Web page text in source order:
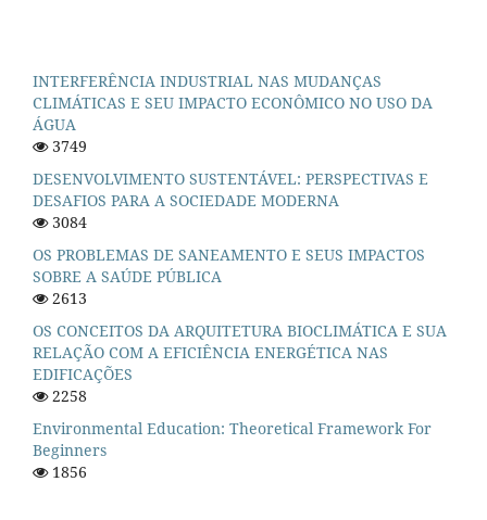
INTERFERÊNCIA INDUSTRIAL NAS MUDANÇAS
CLIMÁTICAS E SEU IMPACTO ECONÔMICO NO USO DA
ÁGUA
3749
DESENVOLVIMENTO SUSTENTÁVEL: PERSPECTIVAS E
DESAFIOS PARA A SOCIEDADE MODERNA
3084
OS PROBLEMAS DE SANEAMENTO E SEUS IMPACTOS
SOBRE A SAÚDE PÚBLICA
2613
OS CONCEITOS DA ARQUITETURA BIOCLIMÁTICA E SUA
RELAÇÃO COM A EFICIÊNCIA ENERGÉTICA NAS
EDIFICAÇÕES
2258
Environmental Education: Theoretical Framework For
Beginners
1856